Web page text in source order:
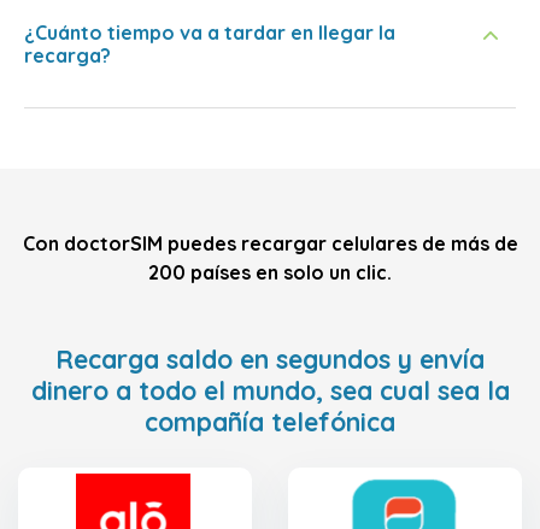
¿Cuánto tiempo va a tardar en llegar la
recarga?
Con doctorSIM puedes recargar celulares de más de
200 países en solo un clic.
Recarga saldo en segundos y envía
dinero a todo el mundo, sea cual sea la
compañía telefónica